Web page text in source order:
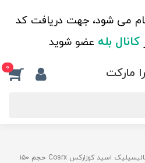
می شود، جهت دریافت کد
کانال بله عضو شوید
مارکت 0
پاک کننده صورت ملایم روزانه سالیسیلیک اسید کوزارکس Cosrx حجم ۱۵۰